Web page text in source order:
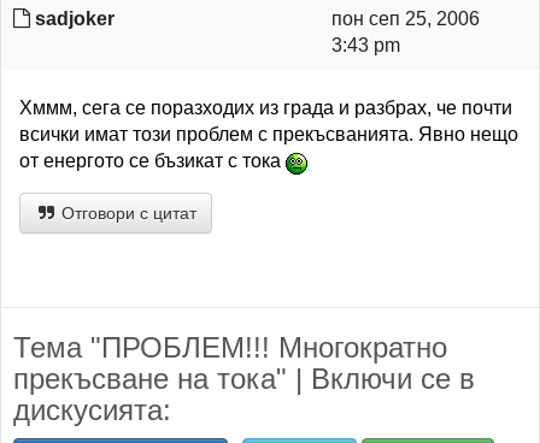
sadjoker
пон сеп 25, 2006
3:43 pm
Хммм, сега се поразходих из града и разбрах, че почти
всички имат този проблем с прекъсванията. Явно нещо
от енергото се бъзикат с тока
Отговори с цитат
Тема "ПРОБЛЕМ!!! Многократно
прекъсване на тока" | Включи се в
дискусията: